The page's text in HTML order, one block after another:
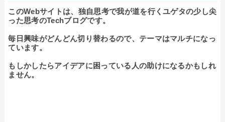
このWebサイトは、独自思考で我が道を行くユゲタの少し尖
った思考のTechブログです。
毎日興味がどんどん切り替わるので、テーマはマルチになっ
ています。
もしかしたらアイデアに困っている人の助けになるかもしれ
ません。